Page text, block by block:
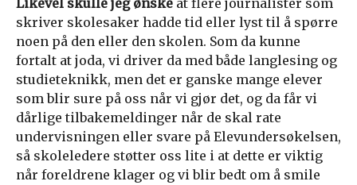
Likevel skulle jeg ønske at flere journalister som
skriver skolesaker hadde tid eller lyst til å spørre
noen på den eller den skolen. Som da kunne
fortalt at joda, vi driver da med både langlesing og
studieteknikk, men det er ganske mange elever
som blir sure på oss når vi gjør det, og da får vi
dårlige tilbakemeldinger når de skal rate
undervisningen eller svare på Elevundersøkelsen,
så skoleledere støtter oss lite i at dette er viktig
når foreldrene klager og vi blir bedt om å smile